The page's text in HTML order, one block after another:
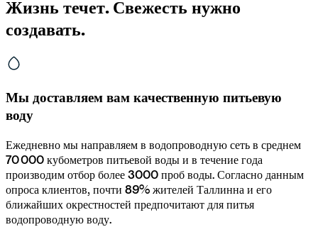
Жизнь течет. Свежесть нужно
создавать.
Мы доставляем вам качественную питьевую
воду
Ежедневно мы направляем в водопроводную сеть в среднем
70 000 кубометров питьевой воды и в течение года
производим отбор более 3000 проб воды. Согласно данным
опроса клиентов, почти 89% жителей Таллинна и его
ближайших окрестностей предпочитают для питья
водопроводную воду.